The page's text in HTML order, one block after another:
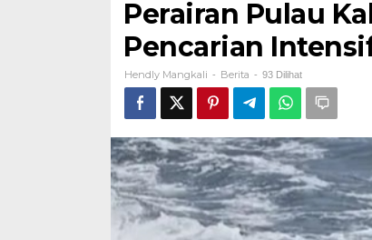
di
Perairan
Pulau
Kaleroang,
Tim
SAR
Lakukan
Intensif
Perairan Pulau
Pencarian
Hendly Mangkali - Berita - 93 Dilihat